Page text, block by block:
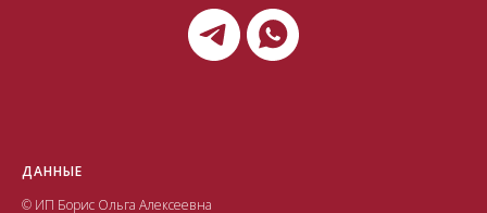
ДАННЫЕ
© ИП Борис Ольга Алексеевна